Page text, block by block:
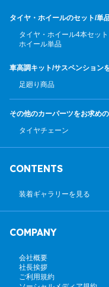
タイヤ・ホイールのセット/単
タイヤ・ホイール4本セット
ホイール単品
車高調キット/サスペンション
足廻り商品
その他のカーパーツをお求め
タイヤチェーン
CONTENTS
装着ギャラリーを見る
COMPANY
会社概要
社長挨拶
ご利用規約